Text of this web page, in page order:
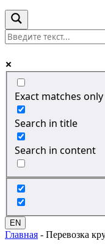
Exact matches only
Search in title
Search in content
EN
Главная - Перевозка